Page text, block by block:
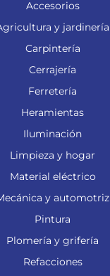
Accesorios
y jardinería
Carpintería
Cerrajería
Ferretería
Heramientas
Iluminación
Limpieza y hogar
Material eléctrico
y automotriz
Pintura
Plomería y grifería
Refacciones